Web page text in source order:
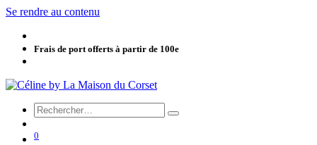
Se rendre au contenu
Frais de port offerts à partir de 100e
0